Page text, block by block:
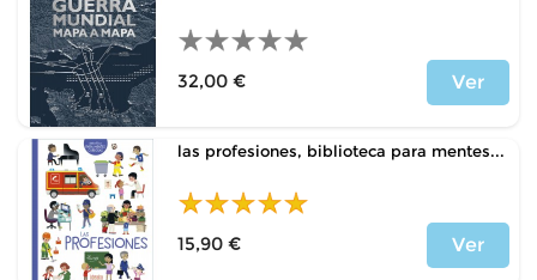
32,00 €
Ver
las profesiones, biblioteca para mentes...
15,90 €
Ver